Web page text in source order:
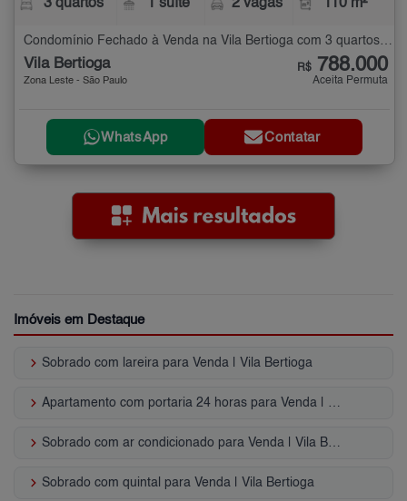
3 quartos 1 suíte 2 vagas 110 m²
Condomínio Fechado à Venda na Vila Bertioga com 3 quartos - 110 m²
Vila Bertioga
Zona Leste - São Paulo
R$ 788.000
Aceita Permuta
WhatsApp Contatar
Imóveis em Destaque
keyboard_arrow_right Sobrado com lareira para Venda | Vila Bertioga
keyboard_arrow_right Apartamento com portaria 24 horas para Venda | Vila Bertioga
keyboard_arrow_right Sobrado com ar condicionado para Venda | Vila Bertioga
keyboard_arrow_right Sobrado com quintal para Venda | Vila Bertioga